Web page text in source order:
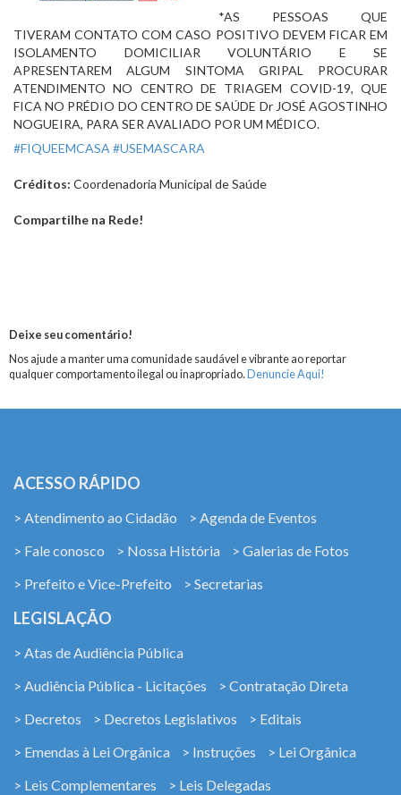
*AS PESSOAS QUE
TIVERAM CONTATO COM CASO POSITIVO DEVEM FICAR EM
ISOLAMENTO DOMICILIAR VOLUNTÁRIO E SE
APRESENTAREM ALGUM SINTOMA GRIPAL PROCURAR
ATENDIMENTO NO CENTRO DE TRIAGEM COVID-19, QUE
FICA NO PRÉDIO DO CENTRO DE SAÚDE Dr JOSÉ AGOSTINHO
NOGUEIRA, PARA SER AVALIADO POR UM MÉDICO.
#FIQUEEMCASA#USEMASCARA
Créditos: Coordenadoria Municipal de Saúde
Compartilhe na Rede!
Deixe seu comentário!
Nos ajude a manter uma comunidade saudável e vibrante ao reportar
qualquer comportamento ilegal ou inapropriado. Denuncie Aqui!
ACESSO RÁPIDO
> Atendimento ao Cidadão
> Agenda de Eventos
> Fale conosco
> Nossa História
> Galerias de Fotos
> Prefeito e Vice-Prefeito
> Secretarias
LEGISLAÇÃO
> Atas de Audiência Pública
> Audiência Pública - Licitações
> Contratação Direta
> Decretos
> Decretos Legislativos
> Editais
> Emendas à Lei Orgânica
> Instruções
> Lei Orgânica
> Leis Complementares
> Leis Delegadas